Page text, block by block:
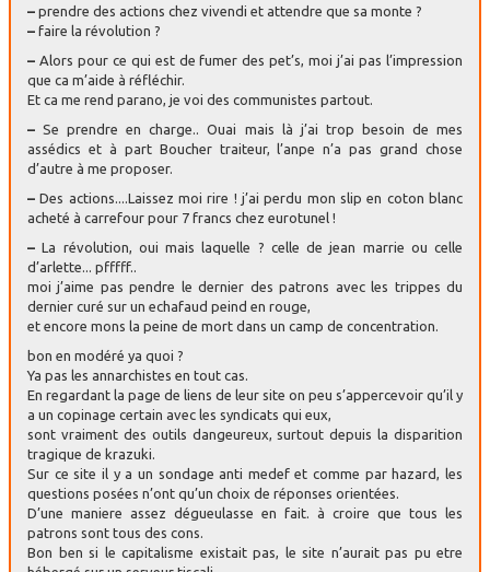
– prendre des actions chez vivendi et attendre que sa monte ?
– faire la révolution ?
– Alors pour ce qui est de fumer des pet’s, moi j’ai pas l’impression
que ca m’aide à réfléchir.
Et ca me rend parano, je voi des communistes partout.
– Se prendre en charge.. Ouai mais là j’ai trop besoin de mes
assédics et à part Boucher traiteur, l’anpe n’a pas grand chose
d’autre à me proposer.
– Des actions....Laissez moi rire ! j’ai perdu mon slip en coton blanc
acheté à carrefour pour 7 francs chez eurotunel !
– La révolution, oui mais laquelle ? celle de jean marrie ou celle
d’arlette... pfffff..
moi j’aime pas pendre le dernier des patrons avec les trippes du
dernier curé sur un echafaud peind en rouge,
et encore mons la peine de mort dans un camp de concentration.
bon en modéré ya quoi ?
Ya pas les annarchistes en tout cas.
En regardant la page de liens de leur site on peu s’appercevoir qu’il y
a un copinage certain avec les syndicats qui eux,
sont vraiment des outils dangeureux, surtout depuis la disparition
tragique de krazuki.
Sur ce site il y a un sondage anti medef et comme par hazard, les
questions posées n’ont qu’un choix de réponses orientées.
D’une maniere assez dégueulasse en fait. à croire que tous les
patrons sont tous des cons.
Bon ben si le capitalisme existait pas, le site n’aurait pas pu etre